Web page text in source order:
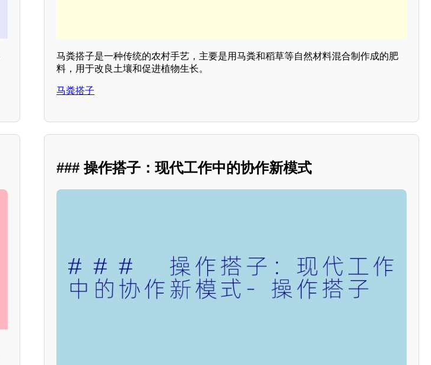
马粪搭子是一种传统的农村手艺，主要是用马粪和稻草等自然材料混合制作成的肥
料，用于改良土壤和促进植物生长。
马粪搭子
### 操作搭子：现代工作中的协作新模式